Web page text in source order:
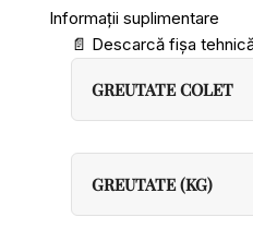
Informații suplimentare
📄 Descarcă fișa
GREUTATE COLET
GREUTATE (KG)